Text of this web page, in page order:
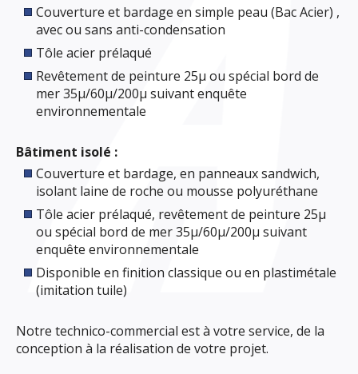
Couverture et bardage en simple peau (Bac Acier) ,
avec ou sans anti-condensation
Tôle acier prélaqué
Revêtement de peinture 25µ ou spécial bord de
mer 35µ/60µ/200µ suivant enquête
environnementale
Bâtiment isolé :
Couverture et bardage, en panneaux sandwich,
isolant laine de roche ou mousse polyuréthane
Tôle acier prélaqué, revêtement de peinture 25µ
ou spécial bord de mer 35µ/60µ/200µ suivant
enquête environnementale
Disponible en finition classique ou en plastimétale
(imitation tuile)
Notre technico-commercial est à votre service, de la
conception à la réalisation de votre projet.